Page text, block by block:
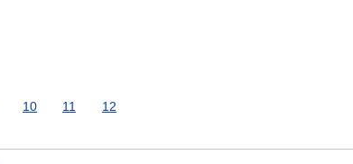
10 11 12